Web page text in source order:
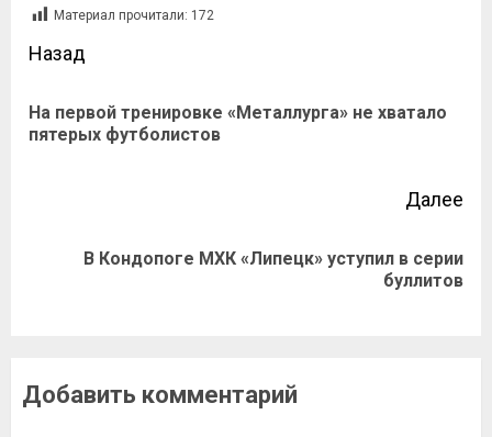
Материал прочитали: 172
Назад
На первой тренировке «Металлурга» не хватало
пятерых футболистов
Далее
В Кондопоге МХК «Липецк» уступил в серии
буллитов
Добавить комментарий